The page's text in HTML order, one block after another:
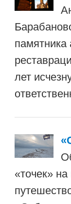
лет
«точек»